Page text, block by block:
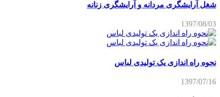
شغل آرایشگری مردانه و آرایشگری زنانه
1397/08/03
نحوه راه اندازی یک تولیدی لباس
1397/07/16